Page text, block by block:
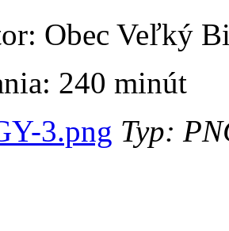
Obec Veľký
240 minút
3.png Typ: